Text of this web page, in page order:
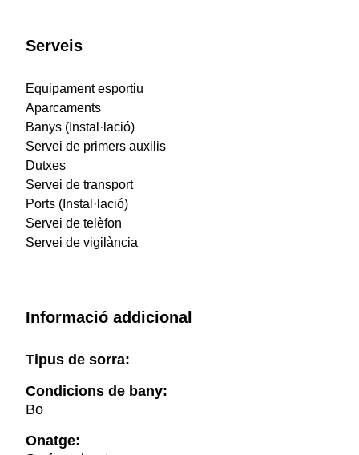
Serveis
Equipament esportiu
Aparcaments
Banys (Instal·lació)
Servei de primers auxilis
Dutxes
Servei de transport
Ports (Instal·lació)
Servei de telèfon
Servei de vigilància
Informació addicional
Tipus de sorra:
Condicions de bany:
Bo
Onatge: